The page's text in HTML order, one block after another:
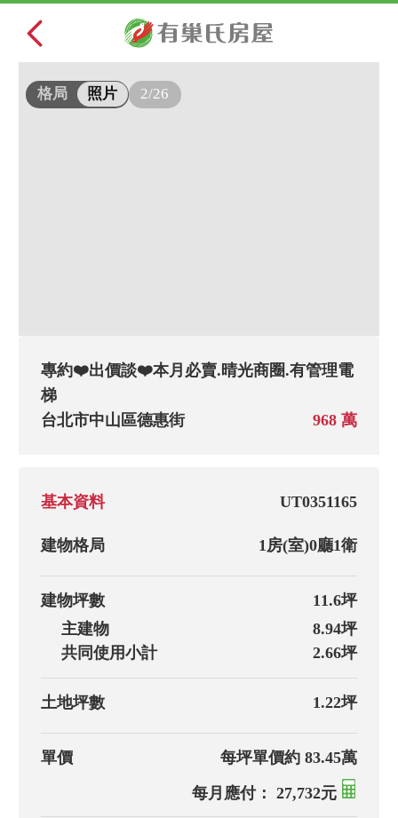
格局 照片 2/26
專約❤️出價談❤️本月必賣.晴光商圈.有管理電
梯
台北市中山區德惠街
968 萬
基本資料 UT0351165
建物格局 1房(室)0廳1衛
建物坪數
11.6坪
主建物
8.94坪
共同使用小計
2.66坪
土地坪數 1.22坪
單價 每坪單價約 83.45萬
每月應付： 27,732元